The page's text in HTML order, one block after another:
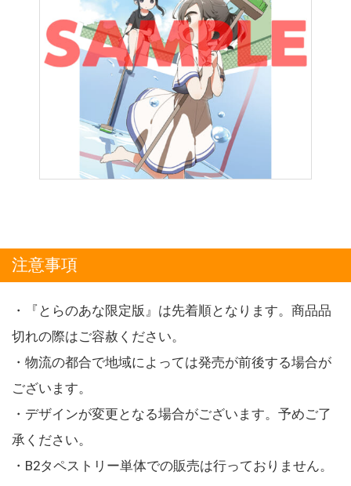
注意事項
・『とらのあな限定版』は先着順となります。商品品
切れの際はご容赦ください。
・物流の都合で地域によっては発売が前後する場合が
ございます。
・デザインが変更となる場合がございます。予めご了
承ください。
・B2タペストリー単体での販売は行っておりません。